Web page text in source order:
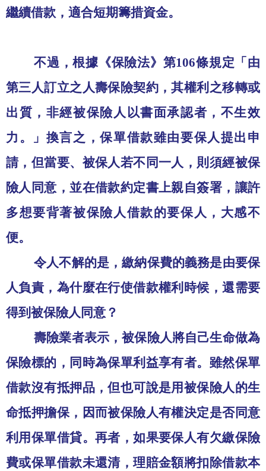
繼續借款，適合短期籌措資金。
不過，根據《保險法》第106條規定「由
第三人訂立之人壽保險契約，其權利之移轉或
出質，非經被保險人以書面承認者，不生效
力。」換言之，保單借款雖由要保人提出申
請，但當要、被保人若不同一人，則須經被保
險人同意，並在借款約定書上親自簽署，讓許
多想要背著被保險人借款的要保人，大感不
便。
令人不解的是，繳納保費的義務是由要保
人負責，為什麼在行使借款權利時候，還需要
得到被保險人同意？
壽險業者表示，被保險人將自己生命做為
保險標的，同時為保單利益享有者。雖然保單
借款沒有抵押品，但也可說是用被保險人的生
命抵押擔保，因而被保險人有權決定是否同意
利用保單借貸。再者，如果要保人有欠繳保險
費或保單借款未還清，理賠金額將扣除借款本